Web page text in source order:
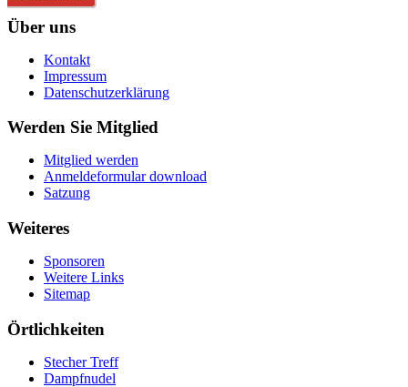
Über uns
Kontakt
Impressum
Datenschutzerklärung
Werden Sie Mitglied
Mitglied werden
Anmeldeformular download
Satzung
Weiteres
Sponsoren
Weitere Links
Sitemap
Örtlichkeiten
Stecher Treff
Dampfnudel